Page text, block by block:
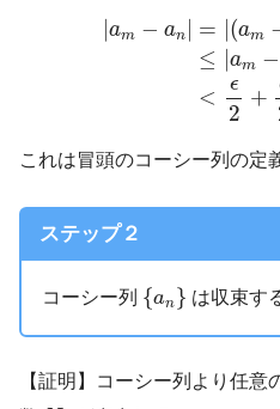
am − an = (am
≤
am −
<
ϵ
2
+
a = m
これは冒頭のコーシー列の定
ステップ２
コーシー列 {an}
{a } は収束す
【証明】コーシー列より任意